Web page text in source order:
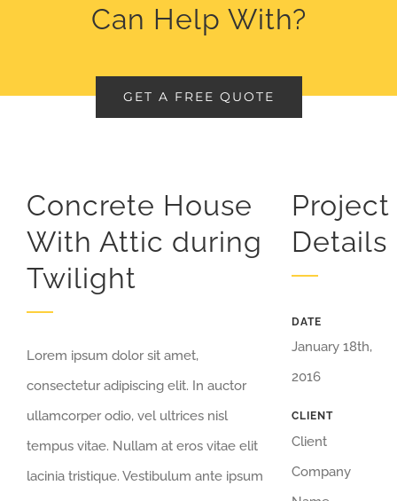
Can Help With?
GET A FREE QUOTE
Concrete House
With Attic during
Twilight
Lorem ipsum dolor sit amet,
consectetur adipiscing elit. In auctor
ullamcorper odio, vel ultrices nisl
tempus vitae. Nullam at eros vitae elit
lacinia tristique. Vestibulum ante ipsum
Project
Details
DATE
January 18th,
2016
CLIENT
Client
Company